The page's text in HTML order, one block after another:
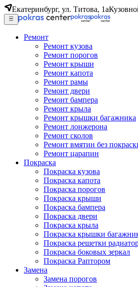
Екатеринбург, ул. Титова, 1а
Ремонт
Ремонт кузова
Ремонт порогов
Ремонт крыши
Ремонт капота
Ремонт рамы
Ремонт двери
Ремонт бампера
Ремонт крыла
Ремонт крышки багажника
Ремонт лонжерона
Ремонт сколов
Ремонт вмятин без
Ремонт царапин
Покраска
Покраска кузова
Покраска капота
Покраска порогов
Покраска крыши
Покраска бампера
Покраска двери
Покраска крыла
Покраска крышки
Покраска решетки
Покраска боковых зеркал
Покраска Раптором
Замена
Замена порогов